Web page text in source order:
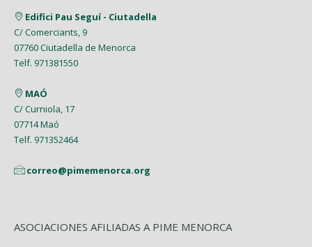
Edifici Pau Seguí - Ciutadella
C/ Comerciants, 9
07760 Ciutadella de Menorca
Telf. 971381550
MAÓ
C/ Curniola, 17
07714 Maó
Telf. 971352464
correo@pimemenorca.org
ASOCIACIONES AFILIADAS A PIME MENORCA